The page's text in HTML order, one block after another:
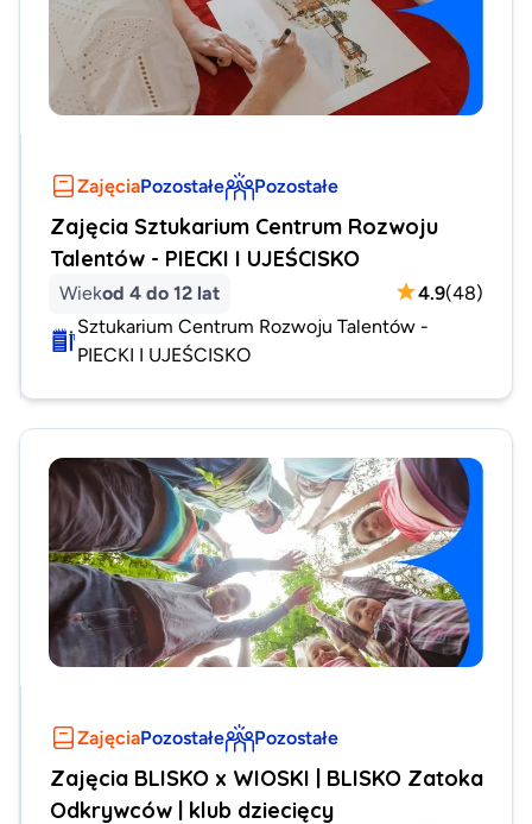
ZajęciaPozostałe Pozostałe
Zajęcia Sztukarium Centrum Rozwoju
Talentów - PIECKI I UJEŚCISKO
Wiekod 4 do 12 lat 4.9(48)
Sztukarium Centrum Rozwoju Talentów -
PIECKI I UJEŚCISKO
ZajęciaPozostałe Pozostałe
Zajęcia BLISKO x WIOSKI | BLISKO Zatoka
Odkrywców | klub dziecięcy